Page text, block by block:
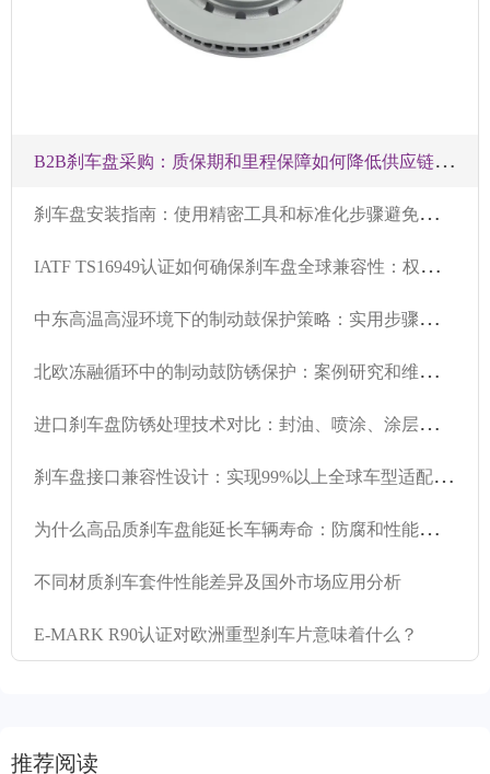
B
2B刹车盘采购：质保期和里程保障如何降低供应链风险
刹
车盘安装指南：使用精密工具和标准化步骤避免吱吱声和振动
I
ATF TS16949认证如何确保刹车盘全球兼容性：权威解读
中
东高温高湿环境下的制动鼓保护策略：实用步骤和建议
北
欧冻融循环中的制动鼓防锈保护：案例研究和维护策略
进
口刹车盘防锈处理技术对比：封油、喷涂、涂层哪个更耐用？
刹
车盘接口兼容性设计：实现99%以上全球车型适配性的方法
为
什么高品质刹车盘能延长车辆寿命：防腐和性能优势技术指南
不同材质刹车套件性能差异及国外市场应用分析
E-MARK R90认证对欧洲重型刹车片意味着什么？
推荐阅读